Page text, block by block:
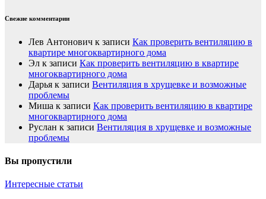
Свежие комментарии
Лев Антонович к записи Как проверить вентиляцию в
квартире многоквартирного дома
Эл к записи Как проверить вентиляцию в квартире
многоквартирного дома
Дарья к записи Вентиляция в хрущевке и возможные
проблемы
Миша к записи Как проверить вентиляцию в квартире
многоквартирного дома
Руслан к записи Вентиляция в хрущевке и возможные
проблемы
Вы пропустили
Интересные статьи